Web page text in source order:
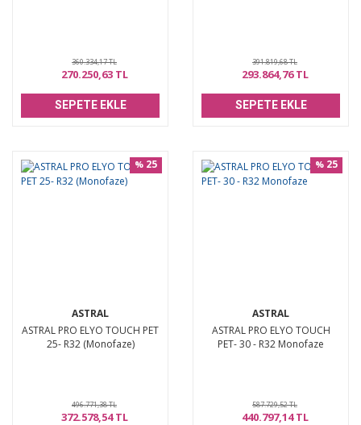
360.334,17 TL
270.250,63 TL
SEPETE EKLE
391.819,68 TL
293.864,76 TL
SEPETE EKLE
ASTRAL
ASTRAL PRO ELYO TOUCH PET
25- R32 (Monofaze)
% 25
496.771,38 TL
372.578,54 TL
ASTRAL
ASTRAL PRO ELYO TOUCH
PET- 30 - R32 Monofaze
% 25
587.729,52 TL
440.797,14 TL